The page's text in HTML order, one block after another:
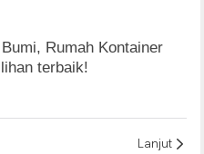
Rumah Kontainer
terbaik!
Lanjut